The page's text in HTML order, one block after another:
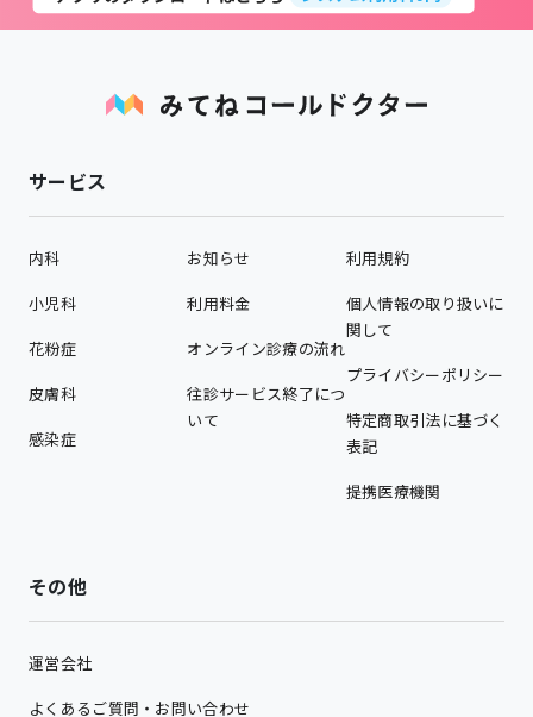
サービス
内科
小児科
花粉症
皮膚科
感染症
お知らせ
利用料金
オンライン診療の流れ
往診サービス終了につ
いて
利用規約
個人情報の取り扱いに
関して
プライバシーポリシー
特定商取引法に基づく
表記
提携医療機関
その他
運営会社
よくあるご質問・お問い合わせ